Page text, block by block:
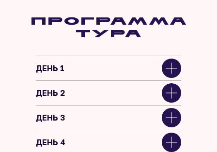
Программа
тура
ДЕНЬ 1
ДЕНЬ 2
ДЕНЬ 3
ДЕНЬ 4